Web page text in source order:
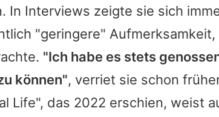
In Interviews zeigte sie sich
"geringere" Aufmerksamkeit,
"Ich habe es stets
können", verriet sie schon
Life", das 2022 erschien, weist